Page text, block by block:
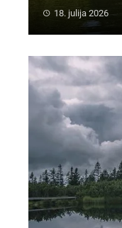
18. julija 2026